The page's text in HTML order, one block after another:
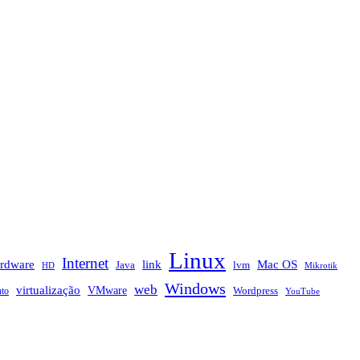
HD Internet Java link Linux lvm Mac OS Mikrotik
virtualização VMware web Windows Wordpress YouTube